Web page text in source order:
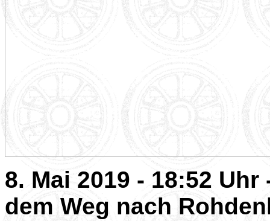
8. Mai 2019 - 18:52
dem Weg nach